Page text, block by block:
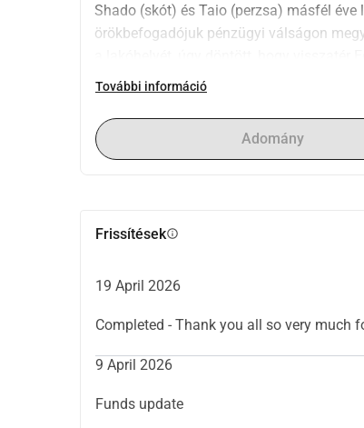
Shado (skót) és Taio (perzsa) másfél
örökbefogadójuk pénzügyi válságon
költségeket.
maradhassanak, és együtt
Sok ember otthagyja a macskáit, mert
Köszönjük mindenkinek előre Xxx
További információ
Adomány
Frissítésekinfo
19 April 2026
Completed - Thank you all so very
9 April 2026
Funds update